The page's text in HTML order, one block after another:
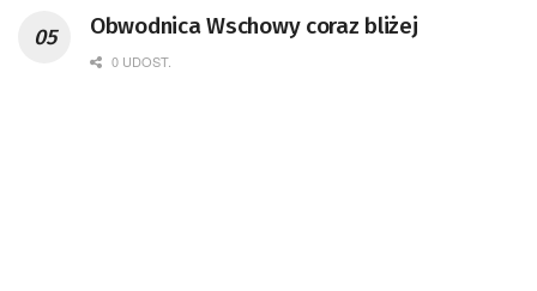
Obwodnica Wschowy coraz bliżej
0 UDOST.